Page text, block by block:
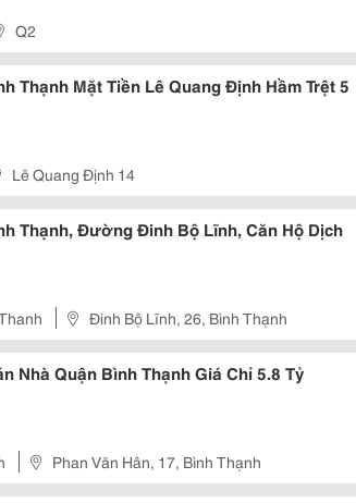
Q2
Thạnh Mặt Tiền Lê Quang Định Hầm Trệt 5
Lê Quang Định 14
Thạnh, Đường Đinh Bộ Lĩnh, Căn Hộ Dịch
Đinh Bộ Lĩnh, 26, Bình Thạnh
Nhà Quận Bình Thạnh Giá Chỉ 5.8 Tỷ
Phan Văn Hân, 17, Bình Thạnh